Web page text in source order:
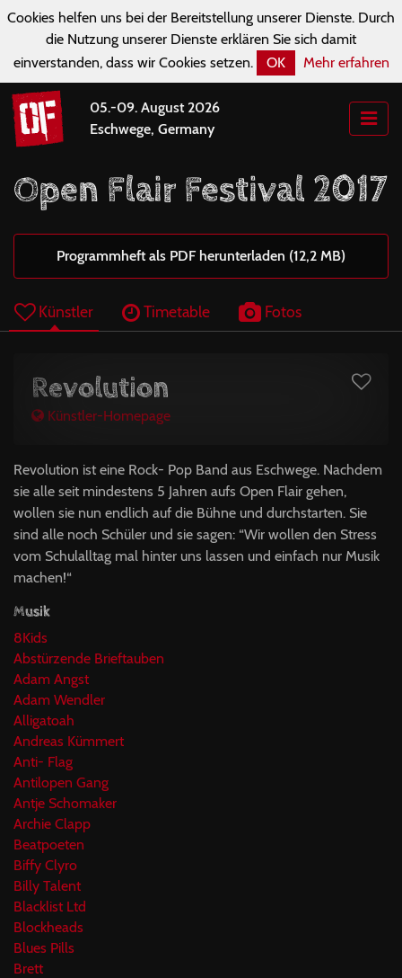
Cookies helfen uns bei der Bereitstellung unserer Dienste. Durch
die Nutzung unserer Dienste erklären Sie sich damit
einverstanden, dass wir Cookies setzen.
OK Mehr erfahren
05.-09. August 2026
Eschwege, Germany
Open Flair Festival 2017
Programmheft als PDF herunterladen (12,2 MB)
Künstler Timetable Fotos
Revolution
Künstler-Homepage
Revolution ist eine Rock- Pop Band aus Eschwege. Nachdem
sie alle seit mindestens 5 Jahren aufs Open Flair gehen,
wollen sie nun endlich auf die Bühne und durchstarten. Sie
sind alle noch Schüler und sie sagen: “Wir wollen den Stress
vom Schulalltag mal hinter uns lassen und einfach nur Musik
machen!“
Musik
8Kids
Abstürzende Brieftauben
Adam Angst
Adam Wendler
Alligatoah
Andreas Kümmert
Anti- Flag
Antilopen Gang
Antje Schomaker
Archie Clapp
Beatpoeten
Biffy Clyro
Billy Talent
Blacklist Ltd
Blockheads
Blues Pills
Brett